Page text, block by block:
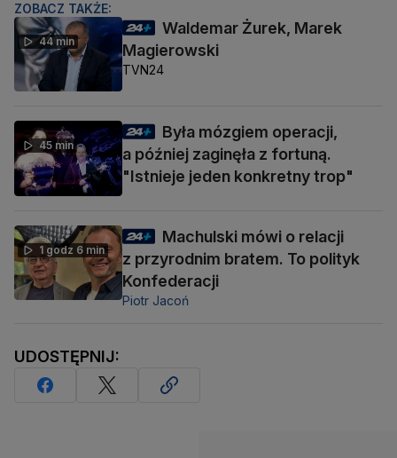
ZOBACZ TAKŻE:
44 min
Waldemar Żurek, Marek
Magierowski
TVN24
45 min
Była mózgiem operacji,
a później zaginęła z fortuną.
"Istnieje jeden konkretny trop"
1 godz 6 min
Machulski mówi o relacji
z przyrodnim bratem. To polityk
Konfederacji
Piotr Jacoń
UDOSTĘPNIJ: